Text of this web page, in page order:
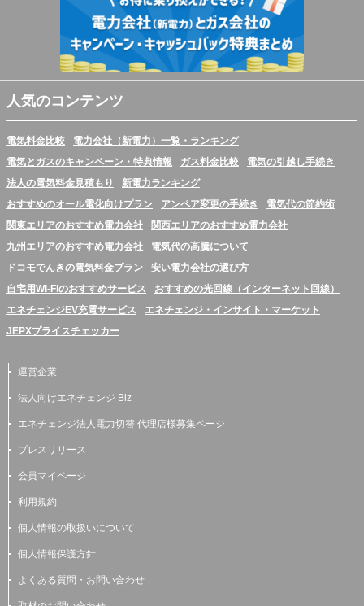
人気のコンテンツ
電気料金比較
電力会社（新電力）一覧・ランキング
電気とガスのキャンペーン・特典情報
ガス料金比較
電気の引越し手続き
法人の電気料金見積もり
新電力ランキング
おすすめのオール電化向けプラン
アンペア変更の手続き
電気代の節約術
関東エリアのおすすめ電力会社
関西エリアのおすすめ電力会社
九州エリアのおすすめ電力会社
電気代の高騰について
ドコモでんきの電気料金プラン
安い電力会社の選び方
自宅用Wi-Fiのおすすめサービス
おすすめの光回線（インターネット回線）
エネチェンジEV充電サービス
エネチェンジ・インサイト・マーケット
JEPXプライスチェッカー
運営企業
法人向けエネチェンジ Biz
エネチェンジ法人電力切替 代理店様募集ページ
プレスリリース
会員マイページ
利用規約
個人情報の取扱いについて
個人情報保護方針
よくある質問・お問い合わせ